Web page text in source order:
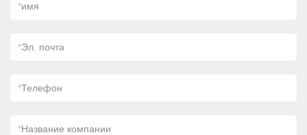
*имя
*Эл. почта
*Телефон
*Название компании